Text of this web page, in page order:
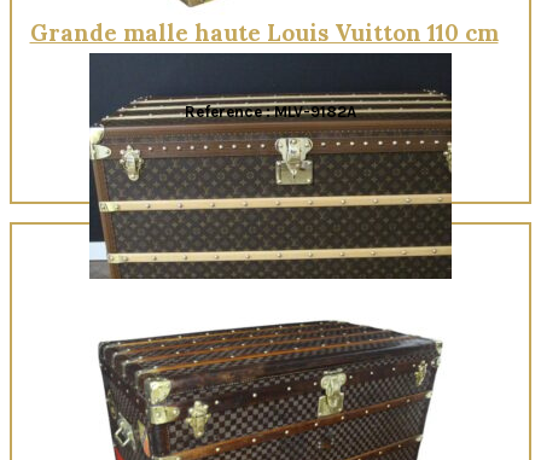
Quick View
Grande malle haute Louis Vuitton 110 cm
Reference : MLV-9182A